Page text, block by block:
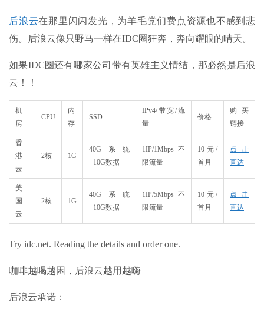
后浪云在那里闪闪发光，为羊毛党们费点资源也不感到悲
伤。后浪云像只野马一样在IDC圈狂奔，奔向耀眼的晴天。
如果IDC圈还有哪家公司带有英雄主义情结，那必然是后浪
云！！
机
房
CPU
内
存
SSD
IPv4/带宽/流
量
价格
购买
链接
香
港
云
2核 1G
40G系统
+10G数据
1IP/1Mbps不
限流量
10元/
首月
点击
直达
美
国
云
2核 1G
40G系统
+10G数据
1IP/5Mbps不
限流量
10元/
首月
点击
直达
Try idc.net. Reading the details and order one.
咖啡越喝越困，后浪云越用越嗨
后浪云承诺：